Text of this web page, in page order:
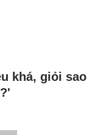
khá, giỏi sao